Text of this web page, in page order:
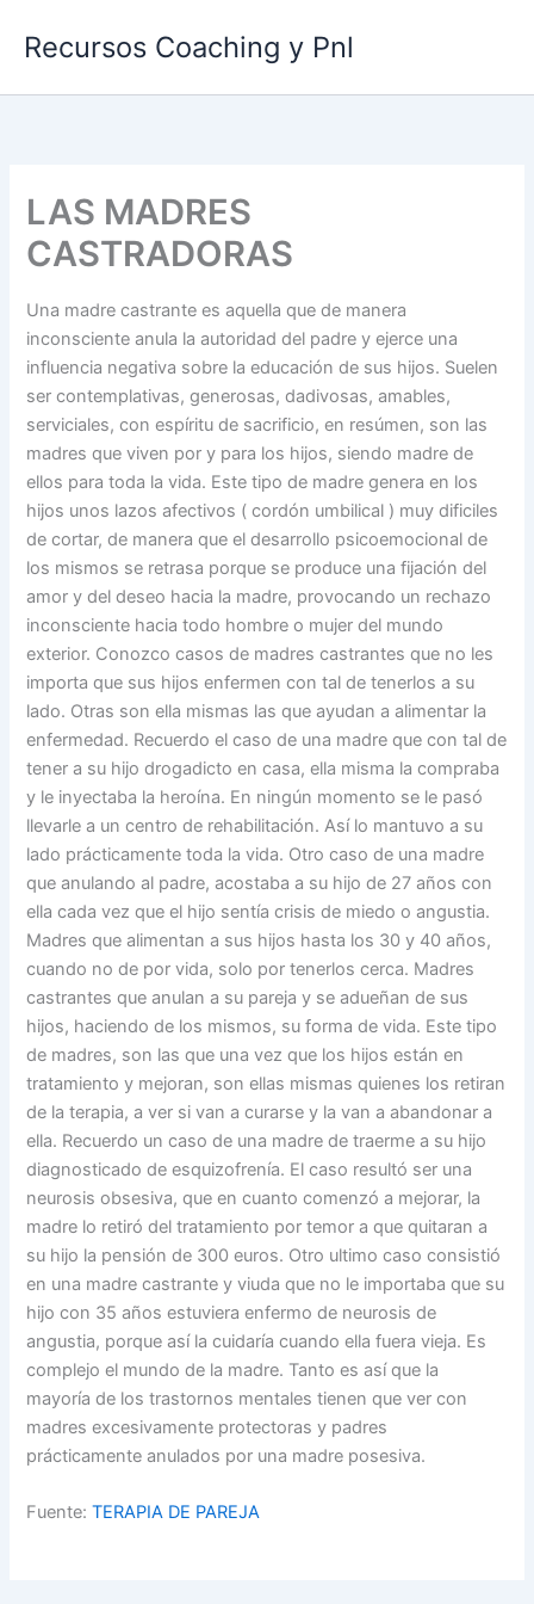
Recursos Coaching y Pnl
LAS MADRES
CASTRADORAS
Una madre castrante es aquella que de manera
inconsciente anula la autoridad del padre y ejerce una
influencia negativa sobre la educación de sus hijos. Suelen
ser contemplativas, generosas, dadivosas, amables,
serviciales, con espíritu de sacrificio, en resúmen, son las
madres que viven por y para los hijos, siendo madre de
ellos para toda la vida. Este tipo de madre genera en los
hijos unos lazos afectivos ( cordón umbilical ) muy dificiles
de cortar, de manera que el desarrollo psicoemocional de
los mismos se retrasa porque se produce una fijación del
amor y del deseo hacia la madre, provocando un rechazo
inconsciente hacia todo hombre o mujer del mundo
exterior. Conozco casos de madres castrantes que no les
importa que sus hijos enfermen con tal de tenerlos a su
lado. Otras son ella mismas las que ayudan a alimentar la
enfermedad. Recuerdo el caso de una madre que con tal de
tener a su hijo drogadicto en casa, ella misma la compraba
y le inyectaba la heroína. En ningún momento se le pasó
llevarle a un centro de rehabilitación. Así lo mantuvo a su
lado prácticamente toda la vida. Otro caso de una madre
que anulando al padre, acostaba a su hijo de 27 años con
ella cada vez que el hijo sentía crisis de miedo o angustia.
Madres que alimentan a sus hijos hasta los 30 y 40 años,
cuando no de por vida, solo por tenerlos cerca. Madres
castrantes que anulan a su pareja y se adueñan de sus
hijos, haciendo de los mismos, su forma de vida. Este tipo
de madres, son las que una vez que los hijos están en
tratamiento y mejoran, son ellas mismas quienes los retiran
de la terapia, a ver si van a curarse y la van a abandonar a
ella. Recuerdo un caso de una madre de traerme a su hijo
diagnosticado de esquizofrenía. El caso resultó ser una
neurosis obsesiva, que en cuanto comenzó a mejorar, la
madre lo retiró del tratamiento por temor a que quitaran a
su hijo la pensión de 300 euros. Otro ultimo caso consistió
en una madre castrante y viuda que no le importaba que su
hijo con 35 años estuviera enfermo de neurosis de
angustia, porque así la cuidaría cuando ella fuera vieja. Es
complejo el mundo de la madre. Tanto es así que la
mayoría de los trastornos mentales tienen que ver con
madres excesivamente protectoras y padres
prácticamente anulados por una madre posesiva.
Fuente:TERAPIA DE PAREJA